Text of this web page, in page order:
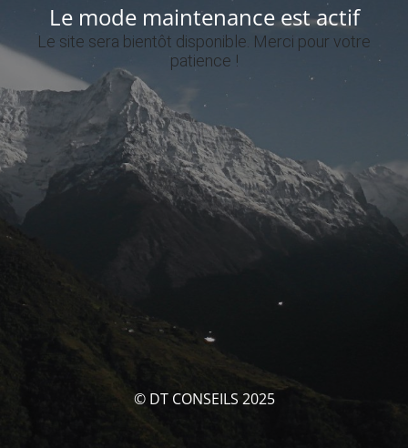
Le mode maintenance est actif
Le site sera bientôt disponible. Merci pour votre
patience !
© DT CONSEILS 2025